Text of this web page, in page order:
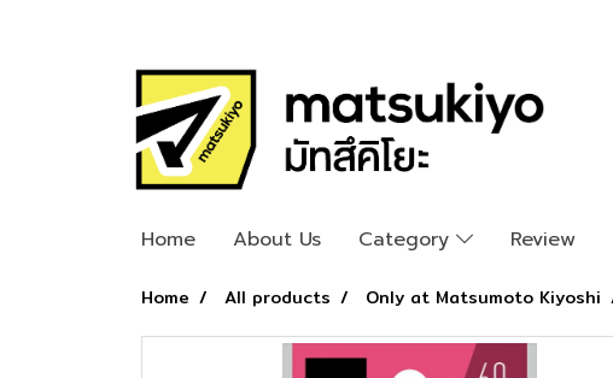
Home About Us Category Review
Home All products Only at Matsumoto Kiyoshi